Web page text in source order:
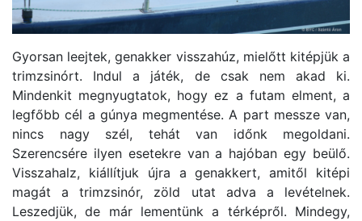
Gyorsan leejtek, genakker visszahúz, mielőtt kitépjük a
trimzsinórt. Indul a játék, de csak nem akad ki.
Mindenkit megnyugtatok, hogy ez a futam elment, a
legfőbb cél a gúnya megmentése. A part messze van,
nincs nagy szél, tehát van időnk megoldani.
Szerencsére ilyen esetekre van a hajóban egy beülő.
Visszahalz, kiállítjuk újra a genakkert, amitől kitépi
magát a trimzsinór, zöld utat adva a levételnek.
Leszedjük, de már lementünk a térképről. Mindegy,